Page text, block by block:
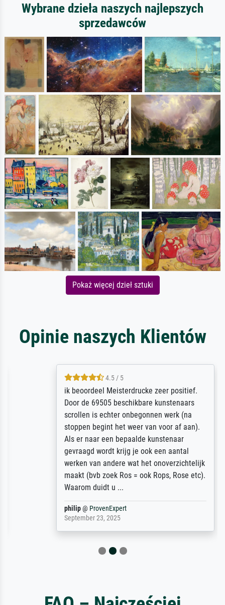
Wybrane dzieła naszych najlepszych
sprzedawców
Pokaż więcej dzieł sztuki
Opinie naszych Klientów
4.5 / 5
ik beoordeel Meisterdrucke zeer positief.
Door de 69505 beschikbare kunstenaars
scrollen is echter onbegonnen werk (na
stoppen begint het weer van voor af aan).
Als er naar een bepaalde kunstenaar
gevraagd wordt krijg je ook een aantal
werken van andere wat het onoverzichtelijk
maakt (bvb zoek Ros = ook Rops, Rose etc).
Waarom duidt u ...
@ProvenExpert
September 23, 2025